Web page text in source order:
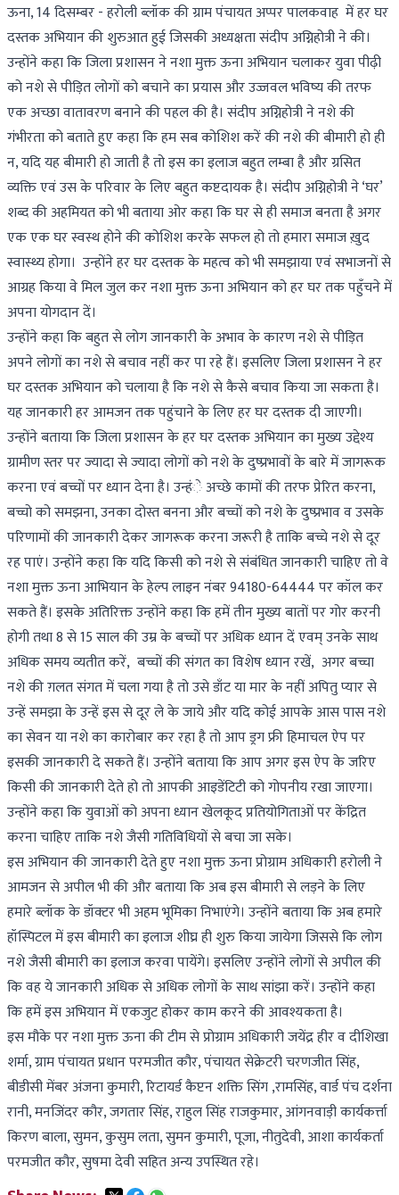
ऊना, 14 दिसम्बर - हरोली ब्लॉक की ग्राम पंचायत अप्पर पालकवाह में हर घर
दस्तक अभियान की शुरुआत हुई जिसकी अध्यक्षता संदीप अग्निहोत्री ने की।
उन्होंने कहा कि जिला प्रशासन ने नशा मुक्त ऊना अभियान चलाकर युवा पीढ़ी
को नशे से पीड़ित लोगों को बचाने का प्रयास और उज्जवल भविष्य की तरफ
एक अच्छा वातावरण बनाने की पहल की है। संदीप अग्निहोत्री ने नशे की
गंभीरता को बताते हुए कहा कि हम सब कोशिश करें की नशे की बीमारी हो ही
न, यदि यह बीमारी हो जाती है तो इस का इलाज बहुत लम्बा है और ग्रसित
व्यक्ति एवं उस के परिवार के लिए बहुत कष्टदायक है। संदीप अग्निहोत्री ने ‘घर’
शब्द की अहमियत को भी बताया ओर कहा कि घर से ही समाज बनता है अगर
एक एक घर स्वस्थ होने की कोशिश करके सफल हो तो हमारा समाज ख़ुद
स्वास्थ्य होगा। उन्होंने हर घर दस्तक के महत्व को भी समझाया एवं सभाजनों से
आग्रह किया वे मिल जुल कर नशा मुक्त ऊना अभियान को हर घर तक पहुँचने में
अपना योगदान दें।
उन्होंने कहा कि बहुत से लोग जानकारी के अभाव के कारण नशे से पीड़ित
अपने लोगों का नशे से बचाव नहीं कर पा रहे हैं। इसलिए जिला प्रशासन ने हर
घर दस्तक अभियान को चलाया है कि नशे से कैसे बचाव किया जा सकता है।
यह जानकारी हर आमजन तक पहुंचाने के लिए हर घर दस्तक दी जाएगी।
उन्होंने बताया कि जिला प्रशासन के हर घर दस्तक अभियान का मुख्य उद्देश्य
ग्रामीण स्तर पर ज्यादा से ज्यादा लोगों को नशे के दुष्प्रभावों के बारे में जागरूक
करना एवं बच्चों पर ध्यान देना है। उन्हंे अच्छे कामों की तरफ प्रेरित करना,
बच्चो को समझना, उनका दोस्त बनना और बच्चों को नशे के दुष्प्रभाव व उसके
परिणामों की जानकारी देकर जागरूक करना जरूरी है ताकि बच्चे नशे से दूर
रह पाएं। उन्होंने कहा कि यदि किसी को नशे से संबंधित जानकारी चाहिए तो वे
नशा मुक्त ऊना आभियान के हेल्प लाइन नंबर 94180-64444 पर कॉल कर
सकते हैं। इसके अतिरिक्त उन्होंने कहा कि हमें तीन मुख्य बातों पर गोर करनी
होगी तथा 8 से 15 साल की उम्र के बच्चों पर अधिक ध्यान दें एवम् उनके साथ
अधिक समय व्यतीत करें, बच्चों की संगत का विशेष ध्यान रखें, अगर बच्चा
नशे की ग़लत संगत में चला गया है तो उसे डाँट या मार के नहीं अपितु प्यार से
उन्हें समझा के उन्हें इस से दूर ले के जाये और यदि कोई आपके आस पास नशे
का सेवन या नशे का कारोबार कर रहा है तो आप ड्रग फ्री हिमाचल ऐप पर
इसकी जानकारी दे सकते हैं। उन्होंने बताया कि आप अगर इस ऐप के जरिए
किसी की जानकारी देते हो तो आपकी आइडेंटिटी को गोपनीय रखा जाएगा।
उन्होंने कहा कि युवाओं को अपना ध्यान खेलकूद प्रतियोगिताओं पर केंद्रित
करना चाहिए ताकि नशे जैसी गतिविधियों से बचा जा सके।
इस अभियान की जानकारी देते हुए नशा मुक्त ऊना प्रोग्राम अधिकारी हरोली ने
आमजन से अपील भी की और बताया कि अब इस बीमारी से लड़ने के लिए
हमारे ब्लॉक के डॉक्टर भी अहम भूमिका निभाएंगे। उन्होंने बताया कि अब हमारे
हॉस्पिटल में इस बीमारी का इलाज शीघ्र ही शुरु किया जायेगा जिससे कि लोग
नशे जैसी बीमारी का इलाज करवा पायेंगे। इसलिए उन्होंने लोगों से अपील की
कि वह ये जानकारी अधिक से अधिक लोगों के साथ सांझा करें। उन्होंने कहा
कि हमें इस अभियान में एकजुट होकर काम करने की आवश्यकता है।
इस मौके पर नशा मुक्त ऊना की टीम से प्रोग्राम अधिकारी जयेंद्र हीर व दीशिखा
शर्मा, ग्राम पंचायत प्रधान परमजीत कौर, पंचायत सेक्रेटरी चरणजीत सिंह,
बीडीसी मेंबर अंजना कुमारी, रिटायर्ड कैप्टन शक्ति सिंग ,रामसिंह, वार्ड पंच दर्शना
रानी, मनजिंदर कौर, जगतार सिंह, राहुल सिंह राजकुमार, आंगनवाड़ी कार्यकर्त्ता
किरण बाला, सुमन, कुसुम लता, सुमन कुमारी, पूजा, नीतुदेवी, आशा कार्यकर्ता
परमजीत कौर, सुषमा देवी सहित अन्य उपस्थित रहे।